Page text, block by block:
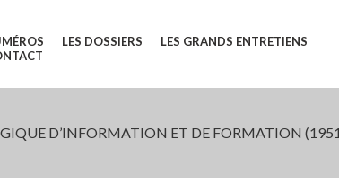
LES DOSSIERS
LES GRANDS ENTRETIENS
D’INFORMATION ET DE FORMATION